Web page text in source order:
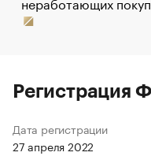
Регистрация
Дата регистрации
27 апреля 2022